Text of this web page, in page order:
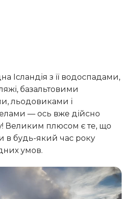
базальтовими
льодовиками і
— ось вже дійсно
Великим плюсом є те, що
в будь-який час року
умов.